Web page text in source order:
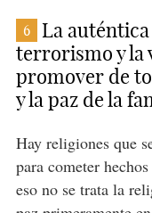
6
La
terrorismo y la
promover de
y la paz de la
Hay religiones que
para cometer
eso no se trata la